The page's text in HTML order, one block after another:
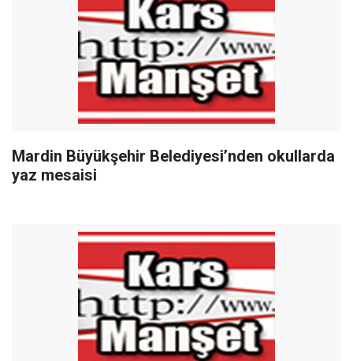
Mardin Büyükşehir Belediyesi’nden okullarda
yaz mesaisi